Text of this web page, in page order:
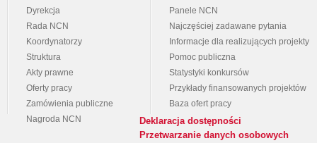
Dyrekcja
Rada NCN
Koordynatorzy
Struktura
Akty prawne
Oferty pracy
Zamówienia publiczne
Nagroda NCN
Panele NCN
Najczęściej zadawane pytania
Informacje dla realizujących projekty
Pomoc publiczna
Statystyki konkursów
Przykłady finansowanych projektów
Baza ofert pracy
Deklaracja dostępności
Przetwarzanie danych osobowych